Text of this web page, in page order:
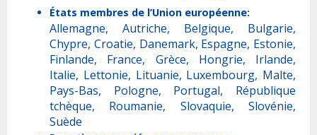
États membres de l’Union européenne:
Allemagne, Autriche, Belgique, Bulgarie,
Chypre, Croatie, Danemark, Espagne, Estonie,
Finlande, France, Grèce, Hongrie, Irlande,
Italie, Lettonie, Lituanie, Luxembourg, Malte,
Pays-Bas, Pologne, Portugal, République
tchèque, Roumanie, Slovaquie, Slovénie,
Suède